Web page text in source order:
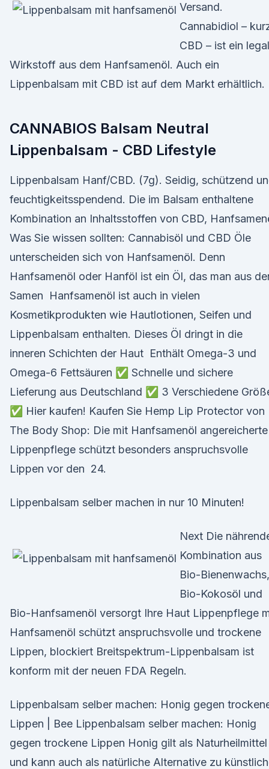
Versand.
Cannabidiol –
CBD – ist ein
Wirkstoff aus dem Hanfsamenöl. Auch ein
Lippenbalsam mit CBD ist auf dem Markt erhältlich.
CANNABIOS Balsam Neutral
Lippenbalsam - CBD Lifestyle
Lippenbalsam Hanf/CBD. (7g). Seidig, schützend
feuchtigkeitsspendend. Die im Balsam enthaltene
Kombination an Inhaltsstoffen von CBD,
Was Sie wissen sollten: Cannabisöl und CBD Öle
unterscheiden sich von Hanfsamenöl. Denn
Hanfsamenöl oder Hanföl ist ein Öl, das man aus
Samen Hanfsamenöl ist auch in vielen
Kosmetikprodukten wie Hautlotionen, Seifen und
Lippenbalsam enthalten. Dieses Öl dringt in die
inneren Schichten der Haut Enthält Omega-3 und
Omega-6 Fettsäuren ✅ Schnelle und sichere
Lieferung aus Deutschland ✅ 3 Verschiedene
✅ Hier kaufen! Kaufen Sie Hemp Lip Protector von
The Body Shop: Die mit Hanfsamenöl angereicherte
Lippenpflege schützt besonders anspruchsvolle
Lippen vor den 24.
Lippenbalsam selber machen in nur 10 Minuten!
Next Die
Kombination aus
Bio-Bienenwachs,
Bio-Kokosöl und
Bio-Hanfsamenöl versorgt Ihre Haut Lippenpflege
Hanfsamenöl schützt anspruchsvolle und trockene
Lippen, blockiert Breitspektrum-Lippenbalsam ist
konform mit der neuen FDA Regeln.
Lippenbalsam selber machen: Honig gegen
Lippen | Bee Lippenbalsam selber machen: Honig
gegen trockene Lippen Honig gilt als Naturheilmittel
und kann auch als natürliche Alternative zu